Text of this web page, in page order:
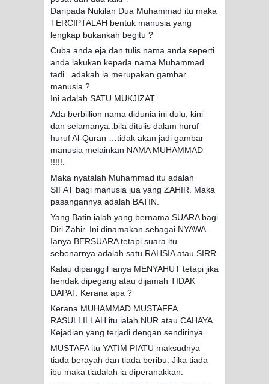
Daripada Nukilan Dua Muhammad itu maka
TERCIPTALAH bentuk manusia yang
lengkap bukankah begitu ?
Cuba anda eja dan tulis nama anda seperti
anda lakukan kepada nama Muhammad
tadi ..adakah ia merupakan gambar
manusia ?
Ini adalah SATU MUKJIZAT.
Ada berbillion nama didunia ini dulu, kini
dan selamanya..bila ditulis dalam huruf
huruf Al-Quran …tidak akan jadi gambar
manusia melainkan NAMA MUHAMMAD
!!!!!.
Maka nyatalah Muhammad itu adalah
SIFAT bagi manusia jua yang ZAHIR. Maka
pasangannya adalah BATIN.
Yang Batin ialah yang bernama SUARA bagi
Diri Zahir. Ini dinamakan sebagai NYAWA.
Ianya BERSUARA tetapi suara itu
sebenarnya adalah satu RAHSIA atau SIRR.
Kalau dipanggil ianya MENYAHUT tetapi jika
hendak dipegang atau dijamah TIDAK
DAPAT. Kerana apa ?
Kerana MUHAMMAD MUSTAFFA
RASULLILLAH itu ialah NUR atau CAHAYA.
Kejadian yang terjadi dengan sendirinya.
MUSTAFA itu YATIM PIATU maksudnya
tiada berayah dan tiada beribu. Jika tiada
ibu maka tiadalah ia diperanakkan.